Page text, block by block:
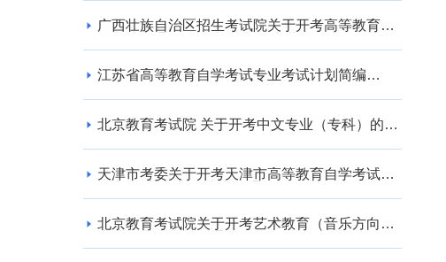
广西壮族自治区招生考试院关于开考高等教育自
江苏省高等教育自学考试专业考试计划简编
北京教育考试院 关于开考中文专业（专科）的通
天津市考委关于开考天津市高等教育自学考试电
北京教育考试院关于开考艺术教育（音乐方向）